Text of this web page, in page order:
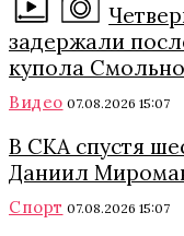
задержали
купола
Видео 07.08.2026 15:07
В СКА спустя
Даниил
Спорт 07.08.2026 15:07